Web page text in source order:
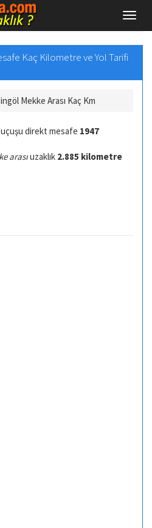
Kaç Kilometre ve Yol Tarifi
Mekke Arası Kaç Km
uçuşu direkt mesafe 1947
arasıuzaklık 2.885 kilometre